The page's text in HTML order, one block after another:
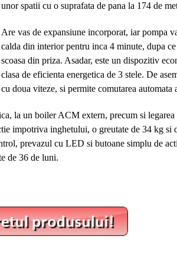
unor spatii cu o suprafata de pana la 174 de
Are vas de expansiune incorporat, iar pompa
calda din interior pentru inca 4 minute, dupa
scoasa din priza. Asadar, este un dispozitiv
clasa de eficienta energetica de 3 stele. De
cu doua viteze, si permite comutarea automata
la un boiler ACM extern, precum si
impotriva inghetului, o greutate de 34 kg
prevazul cu LED si butoane simplu de
de 36 de luni.